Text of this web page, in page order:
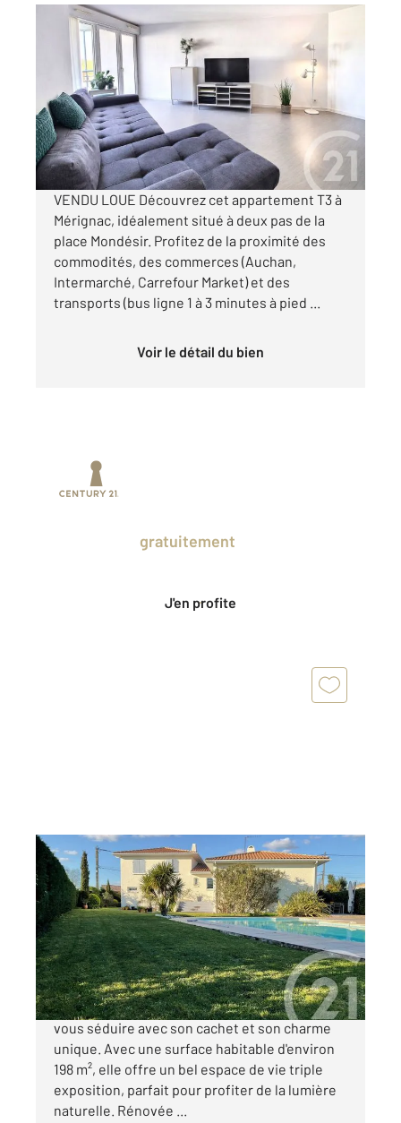
MERIGNAC 33
67,97 m 2
, 3 pièces
Ref : 13710
Appartement F3 Bis à vendre
210 000 €
Visiter le site dédié
VENDU LOUE Découvrez cet appartement T3 à
Mérignac, idéalement situé à deux pas de la
place Mondésir. Profitez de la proximité des
commodités, des commerces (Auchan,
Intermarché, Carrefour Market) et des
transports (bus ligne 1 à 3 minutes à pied ...
Voir le détail du bien
gratuitement
J'en profite
MERIGNAC 33
191,23 m 2, 8 pièces
Ref : 14778
Maison à vendre
850 000 €
Découvrez cette magnifique maison qui saura
vous séduire avec son cachet et son charme
unique. Avec une surface habitable d'environ
198 m², elle offre un bel espace de vie triple
exposition, parfait pour profiter de la lumière
naturelle. Rénovée ...